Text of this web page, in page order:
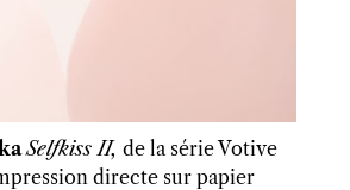
Selfkiss II, de la série Votive
directe sur papier